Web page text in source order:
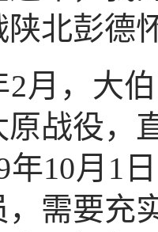
陕北彭德
2月，大
原战役，
年10月1
，需要充